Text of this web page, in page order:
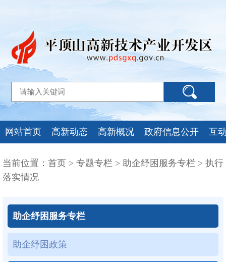
网站首页 高新动态 高新概况 政府信息公开 互
当前位置： 首页 > 专题专栏 > 助企纾困服务专栏 > 执行
落实情况
助企纾困服务专栏
助企纾困政策